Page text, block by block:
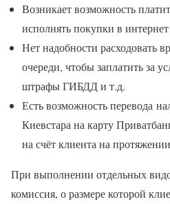
Возникает возможность
исполнять покупки в
Нет надобности расходовать
очереди, чтобы заплатить за
штрафы ГИБДД и т.д.
Есть возможность перевода
Киевстара на карту
на счёт клиента на
При выполнении отдельных
комиссия, о размере которой